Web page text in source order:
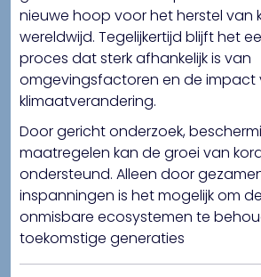
nieuwe hoop voor het herstel van
wereldwijd. Tegelijkertijd blijft het
proces dat sterk afhankelijk is van
omgevingsfactoren en de impact
klimaatverandering.
Door gericht onderzoek,
maatregelen kan de groei van
ondersteund. Alleen door
inspanningen is het mogelijk om
onmisbare ecosystemen te
toekomstige generaties